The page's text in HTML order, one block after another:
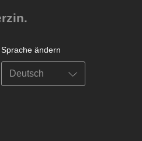
Sprache ändern